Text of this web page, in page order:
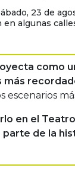
23 de
algunas
como
más
en el
de la